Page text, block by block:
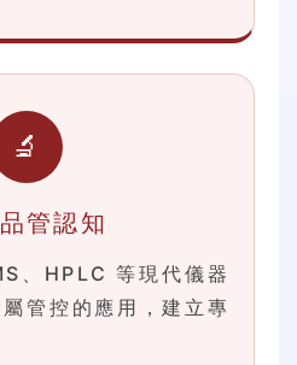
🔬
管認知
、HPLC 等現代儀器
管控的應用，建立專